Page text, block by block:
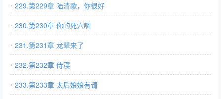
229.第229章 陆清歌，你很好
230.第230章 你的死穴啊
231.第231章 龙辇来了
232.第232章 侍寝
233.第233章 太后娘娘有请